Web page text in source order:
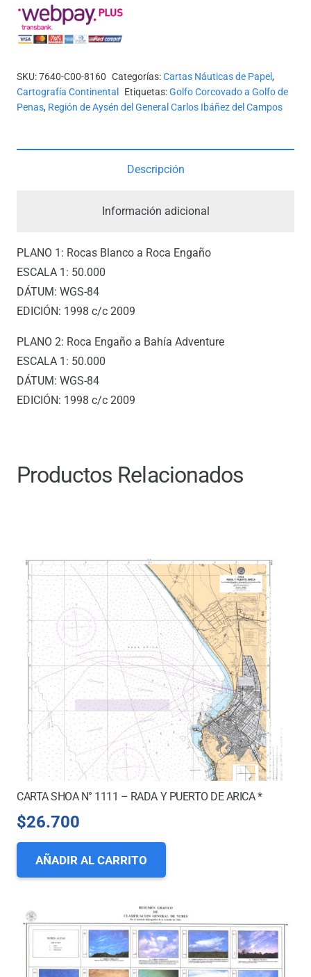
8160
CANAL
*
cantidad
SKU:7640-C00-8160 Categorías:Cartas Náuticas de Papel,
Cartografía Continental
Etiquetas:Golfo Corcovado a Golfo de
Penas, Región de Aysén del General Carlos Ibáñez del Campos
Descripción
Información adicional
PLANO 1: Rocas Blanco a Roca Engaño
ESCALA 1: 50.000
DÁTUM: WGS-84
EDICIÓN: 1998 c/c 2009
PLANO 2: Roca Engaño a Bahía Adventure
ESCALA 1: 50.000
DÁTUM: WGS-84
EDICIÓN: 1998 c/c 2009
Productos Relacionados
CARTA SHOA N° 1111 – RADA Y PUERTO DE ARICA *
$26.700
AÑADIR AL CARRITO